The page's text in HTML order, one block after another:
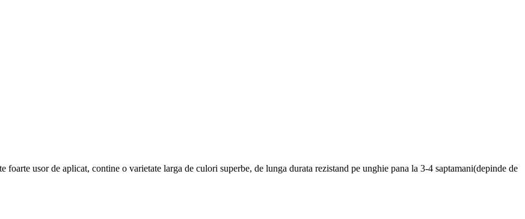
usor de aplicat, contine o varietate larga de culori superbe, de lunga durata rezistand pe unghie pana la 3-4 saptamani(depinde de